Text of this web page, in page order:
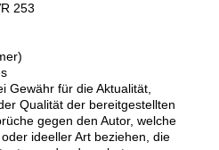
253
Gewähr für die Aktualität,
Qualität der bereitgestellten
gegen den Autor, welche
ideeller Art beziehen, die